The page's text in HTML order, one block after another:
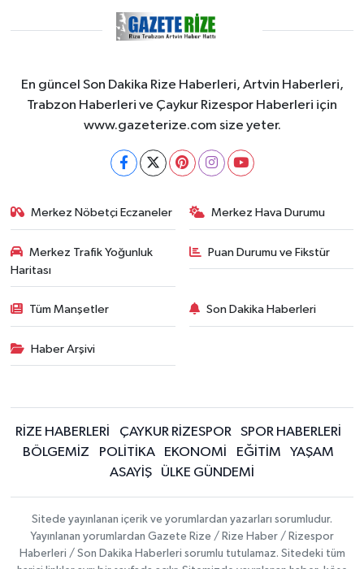
En güncel Son Dakika Rize Haberleri, Artvin Haberleri,
Trabzon Haberleri ve Çaykur Rizespor Haberleri için
www.gazeterize.com size yeter.
Merkez Nöbetçi Eczaneler Merkez Hava Durumu
Merkez Trafik Yoğunluk
Haritası
Puan Durumu ve Fikstür
Tüm Manşetler Son Dakika Haberleri
Haber Arşivi
RİZE HABERLERİ ÇAYKUR RİZESPOR
SPOR HABERLERİ
BÖLGEMİZ
POLİTİKA EKONOMİ EĞİTİM
YAŞAM
ASAYİŞ
ÜLKE GÜNDEMİ
Sitede yayınlanan içerik ve yorumlardan yazarları sorumludur.
Yayınlanan yorumlardan Gazete Rize / Rize Haber / Rizespor
Haberleri / Son Dakika Haberleri sorumlu tutulamaz. Sitedeki tüm